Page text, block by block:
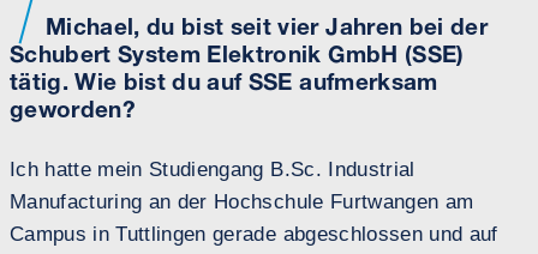
Michael, du bist seit vier Jahren bei der
Schubert System Elektronik GmbH (SSE)
tätig. Wie bist du auf SSE aufmerksam
geworden?
Ich hatte mein Studiengang B.Sc. Industrial
Manufacturing an der Hochschule Furtwangen am
Campus in Tuttlingen gerade abgeschlossen und auf